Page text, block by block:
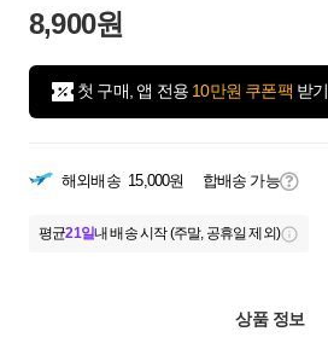
8,900원
첫 구매, 앱 전용 10만원 쿠폰팩 받기
해외배송 15,000원 합배송 가능
평균21일내 배송 시작 (주말, 공휴일 제외)
상품 정보